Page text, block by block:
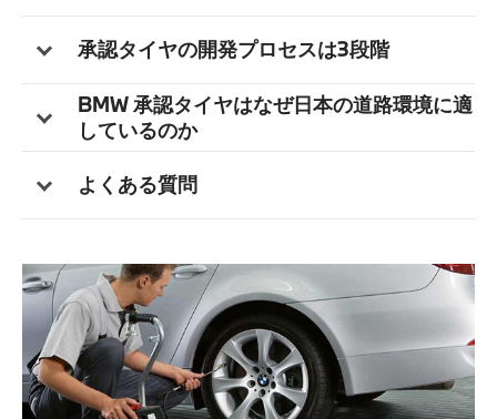
承認タイヤの開発プロセスは3段階
BMW 承認タイヤはなぜ日本の道路環境に適
しているのか
よくある質問